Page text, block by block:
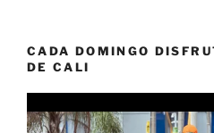
CADA DOMINGO
DE CALI
de